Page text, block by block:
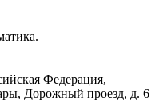
Федерация,
Дорожный проезд, д. 6